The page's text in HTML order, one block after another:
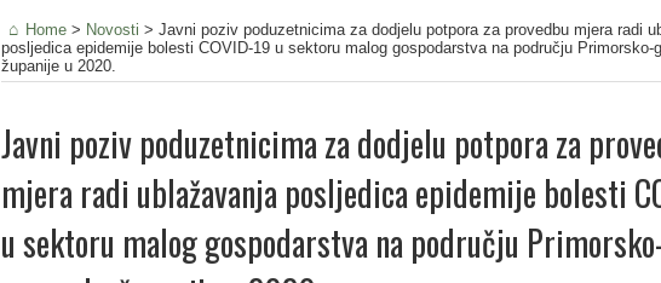
Home > Novosti > Javni poziv poduzetnicima za dodjelu potpora za provedbu mjera radi
posljedica epidemije bolesti COVID-19 u sektoru malog gospodarstva na području Primorsko-
županije u 2020.
Javni poziv poduzetnicima za dodjelu potpora za
mjera radi ublažavanja posljedica epidemije bolesti
u sektoru malog gospodarstva na području